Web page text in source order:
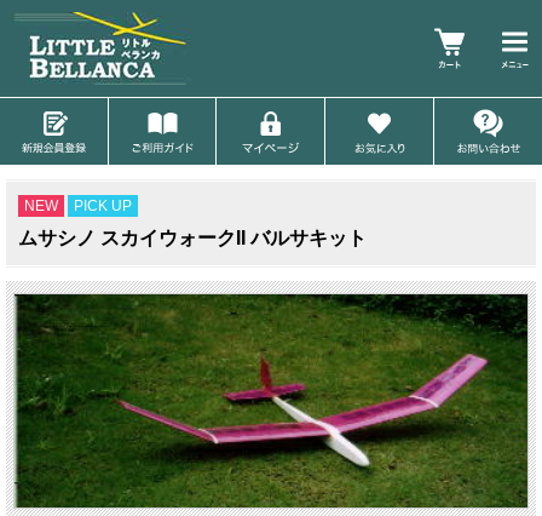
NEW PICK UP
ムサシノ スカイウォークII バルサキット